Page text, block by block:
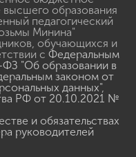
образования
педагогический
Минина"
обучающихся и
с Федеральным
"Об образовании в
законом от
данных",
РФ от 20.10.2021 №
и обязательствах
руководителей